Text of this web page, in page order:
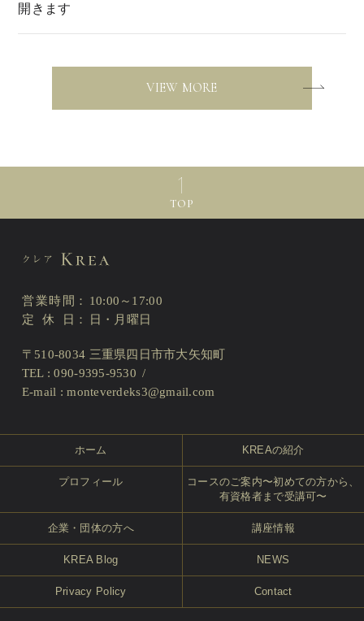
開きます
VIEW MORE
TOP
営業時間
10:00～17:00
定休日
日・月曜日
〒510-8034 三重県四日市市大矢知町
TEL : 090-9395-9530
E-mail :monteverdeks3@gmail.com
ホーム KREAの紹介
プロフィール
コースのご案内〜初めての方から、
有資格者まで受講可〜
企業・団体の方へ 講座情報
KREA Blog NEWS
Privacy Policy Contact